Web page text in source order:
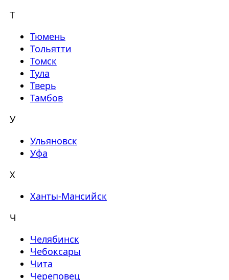
Т
Тюмень
Тольятти
Томск
Тула
Тверь
Тамбов
У
Ульяновск
Уфа
Х
Ханты-Мансийск
Ч
Челябинск
Чебоксары
Чита
Череповец